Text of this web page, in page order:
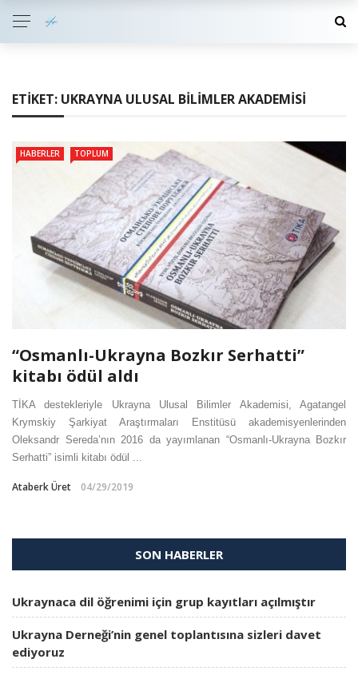
ETIKET: UKRAYNA ULUSAL BILIMLER AKADEMISI
HABERLER TOPLUM
“Osmanlı-Ukrayna Bozkır Serhatti”
kitabı ödül aldı
TİKA destekleriyle Ukrayna Ulusal Bilimler Akademisi, Agatangel
Krymskiy Şarkiyat Araştırmaları Enstitüsü akademisyenlerinden
Oleksandr Sereda’nın 2016 da yayımlanan “Osmanlı-Ukrayna Bozkır
Serhatti” isimli kitabı ödül ...
Ataberk Üret 04/29/2019
SON HABERLER
Ukraynaca dil öğrenimi için grup kayıtları açılmıştır
Ukrayna Derneği’nin genel toplantısına sizleri davet
ediyoruz